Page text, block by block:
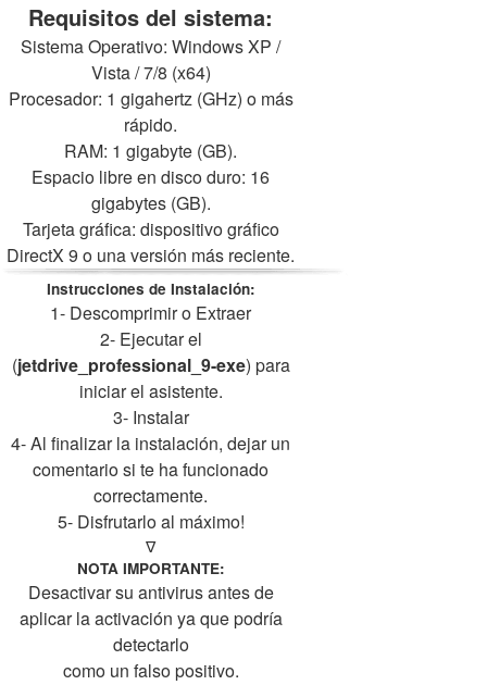
Requisitos del sistema:
Sistema Operativo: Windows XP /
Vista / 7/8 (x64)
Procesador: 1 gigahertz (GHz) o más
rápido.
RAM: 1 gigabyte (GB).
Espacio libre en disco duro: 16
gigabytes (GB).
Tarjeta gráfica: dispositivo gráfico
DirectX 9 o una versión más reciente.
Instrucciones de Instalación:
1- Descomprimir o Extraer
2- Ejecutar el
(jetdrive_professional_9-exe) para
iniciar el asistente.
3- Instalar
4- Al finalizar la instalación, dejar un
comentario si te ha funcionado
correctamente.
5- Disfrutarlo al máximo!
∇
NOTA IMPORTANTE:
Desactivar su antivirus antes de
aplicar la activación ya que podría
detectarlo
como un falso positivo.